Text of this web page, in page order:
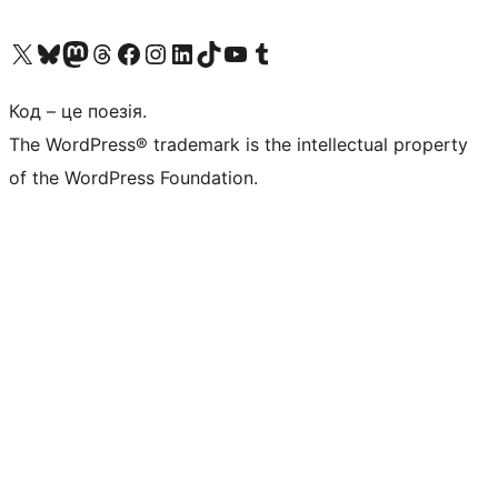
Visit our X (formerly Twitter) account
Visit our Bluesky account
Завітайте до нашої стрічки в Mastodon
Visit our Threads account
Завітайте на нашу сторінку в Facebook
Visit our Instagram account
Visit our LinkedIn account
Visit our TikTok account
Visit our YouTube channel
Visit our Tumblr account
Код – це поезія.
The WordPress® trademark is the intellectual property
of the WordPress Foundation.